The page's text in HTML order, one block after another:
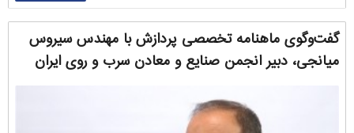
گفت‌وگوی ماهنامه تخصصی پردازش با مهندس سیروس
‌میانجی، دبیر انجمن صنایع و معادن سرب و روی ایران